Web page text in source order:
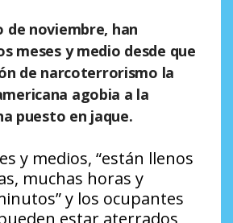
de noviembre, han
meses y medio desde que
de narcoterrorismo la
agobia a la
puesto en jaque.
y medios, “están llenos
muchas horas y
y los ocupantes
estar aterrados,